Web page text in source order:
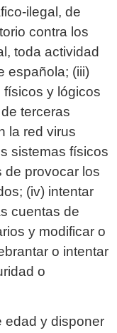
ilegal, de
contra los
toda actividad
española; (iii)
y lógicos
terceras
la red virus
sistemas físicos
de provocar los
(iv) intentar
cuentas de
y modificar o
o intentar
o
edad y disponer